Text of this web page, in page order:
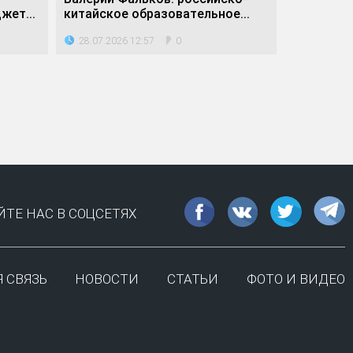
китайское образовательное...
28.07.2026 12:57 0
НАС В СОЦСЕТЯХ
СВЯЗЬ НОВОСТИ СТАТЬИ ФОТО И ВИДЕО